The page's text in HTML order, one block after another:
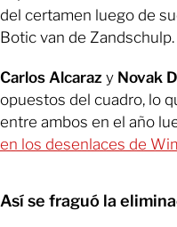
del certamen luego de
Botic van de Zandschulp.
Carlos Alcaraz y Novak
opuestos del cuadro, lo
entre ambos en el año
en los desenlaces de
Así se fraguó la